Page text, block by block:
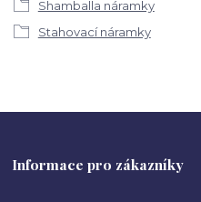
Shamballa náramky
Stahovací náramky
Informace pro zákazníky